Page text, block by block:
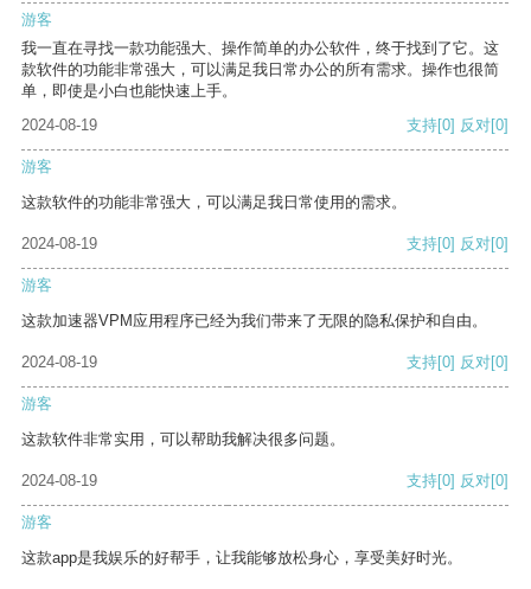
游客
我一直在寻找一款功能强大、操作简单的办公软件，终于找到了它。这
款软件的功能非常强大，可以满足我日常办公的所有需求。操作也很简
单，即使是小白也能快速上手。
2024-08-19
支持[0] 反对[0]
游客
这款软件的功能非常强大，可以满足我日常使用的需求。
2024-08-19 支持[0] 反对[0]
游客
这款加速器VPM应用程序已经为我们带来了无限的隐私保护和自由。
2024-08-19 支持[0] 反对[0]
游客
这款软件非常实用，可以帮助我解决很多问题。
2024-08-19 支持[0] 反对[0]
游客
这款app是我娱乐的好帮手，让我能够放松身心，享受美好时光。